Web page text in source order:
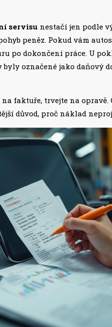
servisu nestačí jen podle
peněz. Pokud vám
po dokončení práce. U
označené jako daňový
faktuře, trvejte na opravě.
důvod, proč náklad